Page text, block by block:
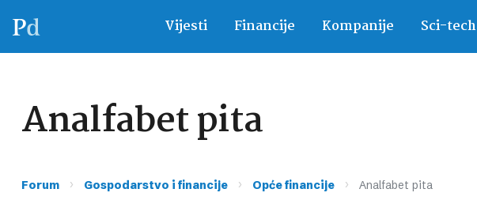
Vijesti Financije Kompanije Sci-tech
Analfabet pita
Forum › Gospodarstvo i financije › Opće financije › Analfabet pita